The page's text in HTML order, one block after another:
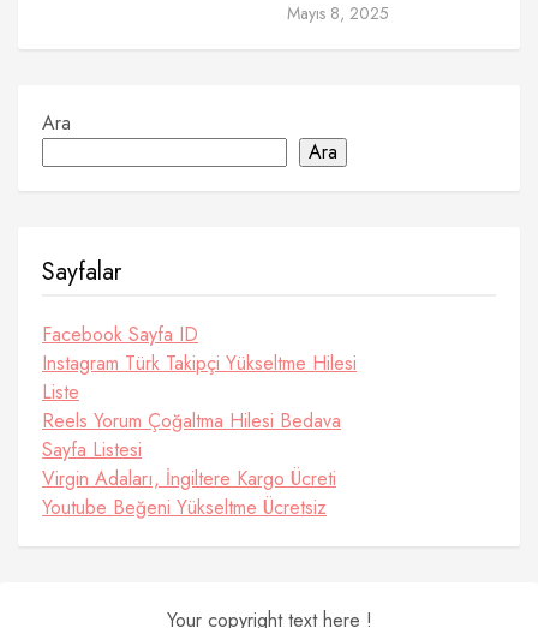
Mayıs 8, 2025
Ara
Ara
Sayfalar
Facebook Sayfa ID
Instagram Türk Takipçi Yükseltme Hilesi
Liste
Reels Yorum Çoğaltma Hilesi Bedava
Sayfa Listesi
Virgin Adaları, İngiltere Kargo Ücreti
Youtube Beğeni Yükseltme Ücretsiz
Your copyright text here !